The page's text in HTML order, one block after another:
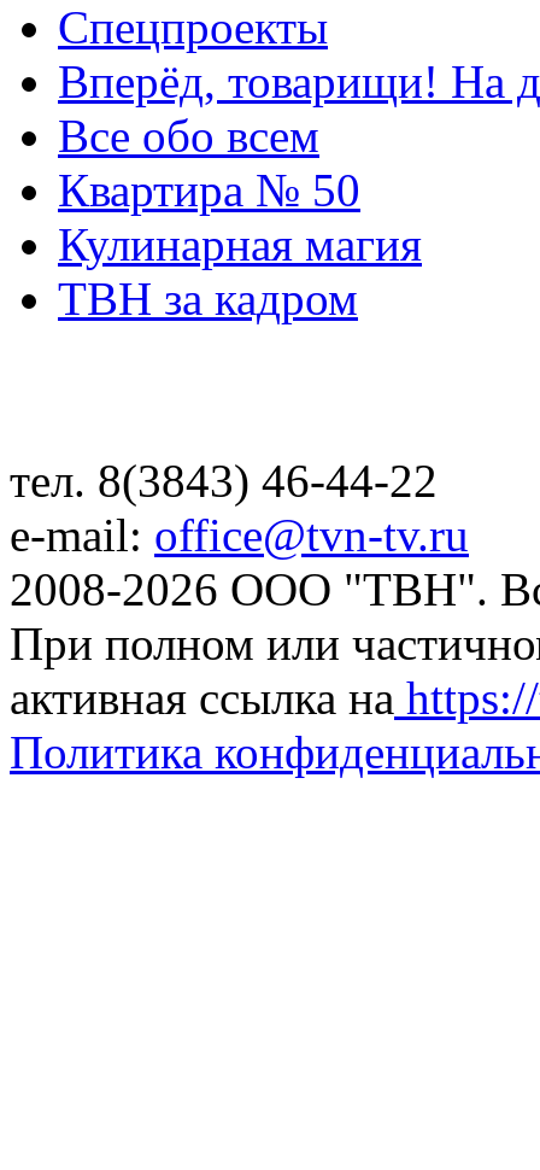
Спецпроекты
Вперёд, товарищи! На
Все обо всем
Квартира № 50
Кулинарная магия
ТВН за кадром
тел. 8(3843) 46-44-22
e-mail: office@tvn-tv.ru
2008-2026 ООО "ТВН".
При полном или
активная ссылка на
Политика